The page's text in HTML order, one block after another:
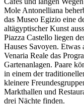
Mole Antonelliana
das Museo Egizio eine
altägyptischer Kunst
Piazza Castello liegen
Hauses Savoyen. Etwas
Venaria Reale das
Gartenanlagen. Paare
in einem der
kleinere
Markthallen und
drei Nächte finden.